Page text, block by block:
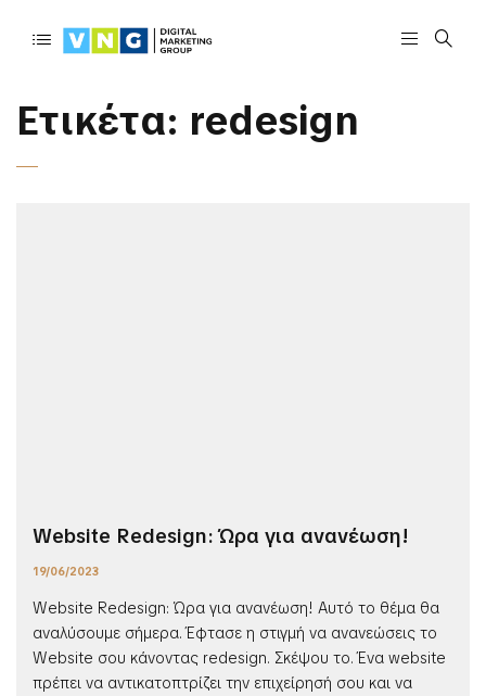
Ετικέτα: redesign
Website Redesign: Ώρα για ανανέωση!
19/06/2023
Website Redesign: Ώρα για ανανέωση! Αυτό το θέμα θα
αναλύσουμε σήμερα. Έφτασε η στιγμή να ανανεώσεις το
Website σου κάνοντας redesign. Σκέψου το. Ένα website
πρέπει να αντικατοπτρίζει την επιχείρησή σου και να